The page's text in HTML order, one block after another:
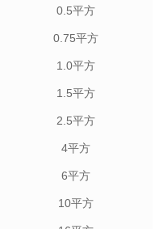
0.5平方
0.75平方
1.0平方
1.5平方
2.5平方
4平方
6平方
10平方